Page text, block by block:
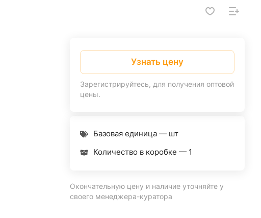
Узнать цену
Зарегистрируйтесь, для получения оптовой
цены.
Базовая единица — шт
Количество в коробке — 1
Окончательную цену и наличие уточняйте у
своего менеджера-куратора